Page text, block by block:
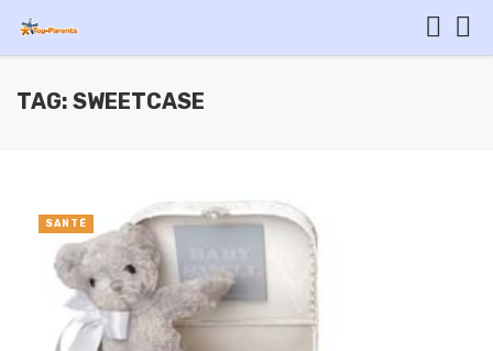
TAG: SWEETCASE
SANTÉ